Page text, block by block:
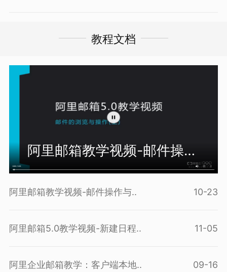
教程文档
阿里邮箱教学视频-邮件操作
与..
阿里邮箱教学视频-邮件操作与.. 10-23
阿里邮箱5.0教学视频-新建日程.. 11-05
阿里企业邮箱教学：客户端本地.. 09-16